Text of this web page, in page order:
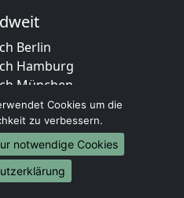
Berlin
Hamburg
München
Köln
Frankfurt am Main
Stuttgart
Düsseldorf
Leipzig
Cookies um die
zu verbessern.
notwendige Cookies